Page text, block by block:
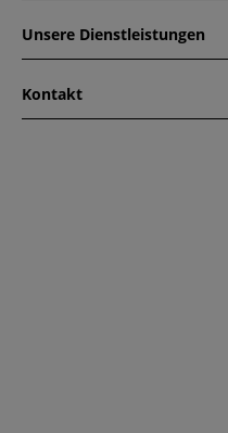
Unsere Dienstleistungen
Kontakt